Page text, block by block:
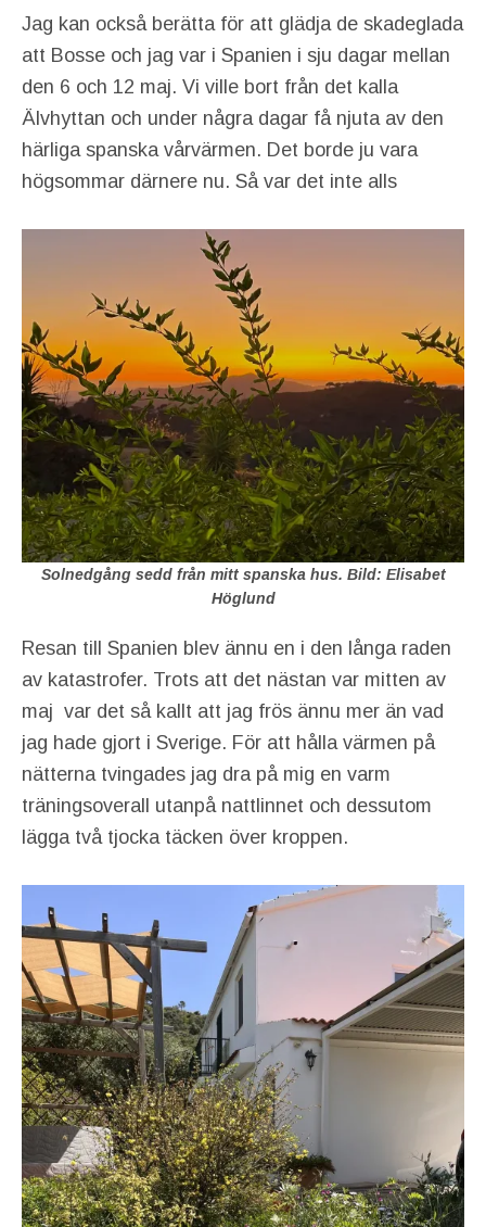
Jag kan också berätta för att glädja de skadeglada
att Bosse och jag var i Spanien i sju dagar mellan
den 6 och 12 maj. Vi ville bort från det kalla
Älvhyttan och under några dagar få njuta av den
härliga spanska vårvärmen. Det borde ju vara
högsommar därnere nu. Så var det inte alls
Solnedgång sedd från mitt spanska hus. Bild: Elisabet
Höglund
Resan till Spanien blev ännu en i den långa raden
av katastrofer. Trots att det nästan var mitten av
maj var det så kallt att jag frös ännu mer än vad
jag hade gjort i Sverige. För att hålla värmen på
nätterna tvingades jag dra på mig en varm
träningsoverall utanpå nattlinnet och dessutom
lägga två tjocka täcken över kroppen.